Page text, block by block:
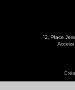
12, Place